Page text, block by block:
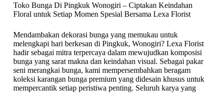
Toko Bunga Di Pingkuk Wonogiri – Ciptakan Keindahan
Floral untuk Setiap Momen Spesial Bersama Lexa Florist
Mendambakan dekorasi bunga yang memukau untuk
melengkapi hari berkesan di Pingkuk, Wonogiri? Lexa Florist
hadir sebagai mitra terpercaya dalam mewujudkan komposisi
bunga yang sarat makna dan keindahan visual. Sebagai pakar
seni merangkai bunga, kami mempersembahkan beragam
koleksi karangan bunga premium yang didesain khusus untuk
mempercantik setiap peristiwa penting. Seluruh karya yang